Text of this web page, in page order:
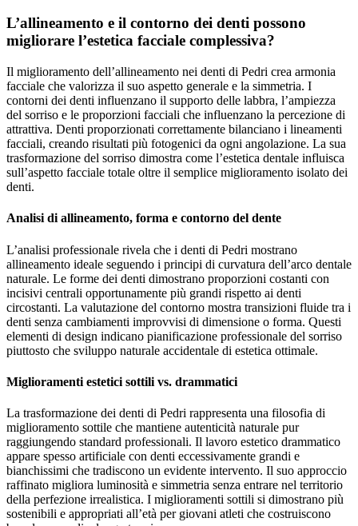
L’allineamento e il contorno dei denti possono
migliorare l’estetica facciale complessiva?
Il miglioramento dell’allineamento nei denti di Pedri crea armonia
facciale che valorizza il suo aspetto generale e la simmetria. I
contorni dei denti influenzano il supporto delle labbra, l’ampiezza
del sorriso e le proporzioni facciali che influenzano la percezione di
attrattiva. Denti proporzionati correttamente bilanciano i lineamenti
facciali, creando risultati più fotogenici da ogni angolazione. La sua
trasformazione del sorriso dimostra come l’estetica dentale influisca
sull’aspetto facciale totale oltre il semplice miglioramento isolato dei
denti.
Analisi di allineamento, forma e contorno del dente
L’analisi professionale rivela che i denti di Pedri mostrano
allineamento ideale seguendo i principi di curvatura dell’arco dentale
naturale. Le forme dei denti dimostrano proporzioni costanti con
incisivi centrali opportunamente più grandi rispetto ai denti
circostanti. La valutazione del contorno mostra transizioni fluide tra i
denti senza cambiamenti improvvisi di dimensione o forma. Questi
elementi di design indicano pianificazione professionale del sorriso
piuttosto che sviluppo naturale accidentale di estetica ottimale.
Miglioramenti estetici sottili vs. drammatici
La trasformazione dei denti di Pedri rappresenta una filosofia di
miglioramento sottile che mantiene autenticità naturale pur
raggiungendo standard professionali. Il lavoro estetico drammatico
appare spesso artificiale con denti eccessivamente grandi e
bianchissimi che tradiscono un evidente intervento. Il suo approccio
raffinato migliora luminosità e simmetria senza entrare nel territorio
della perfezione irrealistica. I miglioramenti sottili si dimostrano più
sostenibili e appropriati all’età per giovani atleti che costruiscono